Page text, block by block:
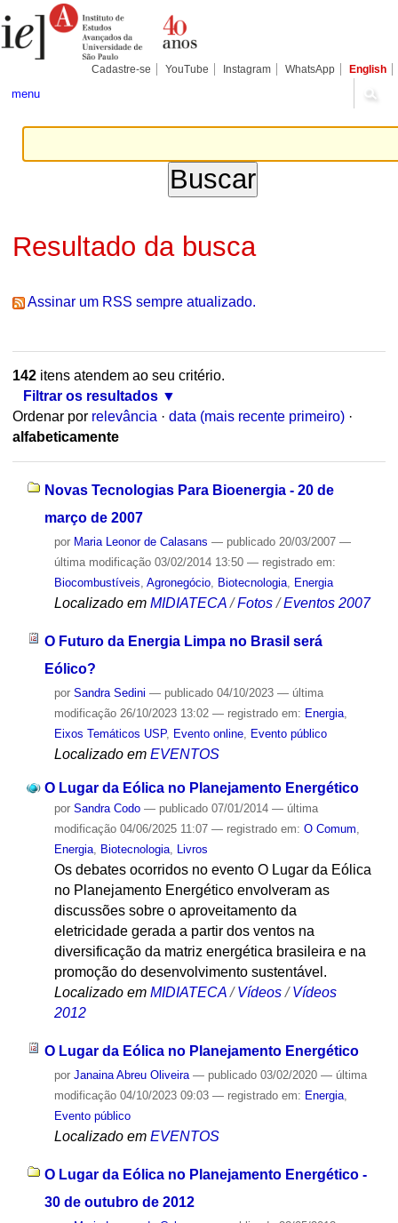
para
conteúdo.
Pessoais
Cadastre-se YouTube Instagram WhatsApp English
menu
Resultado da busca
Assinar um RSS sempre atualizado.
142itens atendem ao seu critério.
Filtrar os resultados
Ordenar por relevância · data (mais recente primeiro) ·
alfabeticamente
Novas Tecnologias Para Bioenergia - 20 de
março de 2007
por Maria Leonor de Calasans — publicado20/03/2007 —
última modificação03/02/2014 13:50 — registrado em:
Biocombustíveis Agronegócio, Biotecnologia, Energia
Localizado em MIDIATECA /Fotos /Eventos 2007
O Futuro da Energia Limpa no Brasil será
Eólico?
por Sandra Sedini — publicado04/10/2023 — última
modificação26/10/2023 13:02 — registrado em: Energia,
Eixos Temáticos USP, Evento online, Evento público
Localizado em EVENTOS
O Lugar da Eólica no Planejamento Energético
por Sandra Codo — publicado07/01/2014 — última
modificação04/06/2025 11:07 — registrado em: O Comum,
Energia, Biotecnologia, Livros
Os debates ocorridos no evento O Lugar da Eólica
no Planejamento Energético envolveram as
discussões sobre o aproveitamento da
eletricidade gerada a partir dos ventos na
diversificação da matriz energética brasileira e na
promoção do desenvolvimento sustentável.
Localizado em MIDIATECA /Vídeos /Vídeos
2012
O Lugar da Eólica no Planejamento Energético
por Janaina Abreu Oliveira — publicado03/02/2020 — última
modificação04/10/2023 09:03 — registrado em: Energia,
Evento público
Localizado em EVENTOS
O Lugar da Eólica no Planejamento Energético -
30 de outubro de 2012